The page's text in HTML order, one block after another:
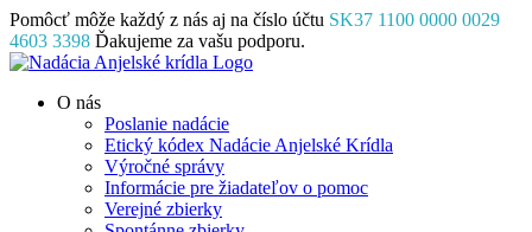
Skip
to
content
Pomôcť môže každý z nás aj na číslo účtu SK37 1100 0000 0029
4603 3398 Ďakujeme za vašu podporu.
Facebook
Instagram
YouTube
O nás
Poslanie nadácie
Etický kódex Nadácie Anjelské Krídla
Výročné správy
Informácie pre žiadateľov o pomoc
Verejné zbierky